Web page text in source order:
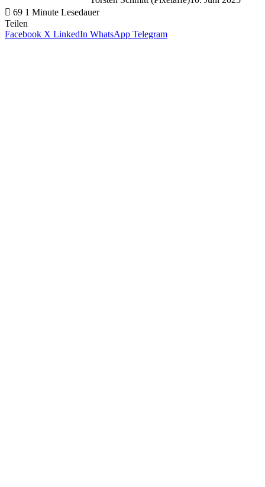
69 1 Minute Lesedauer
Teilen
Facebook X LinkedIn WhatsApp Telegram